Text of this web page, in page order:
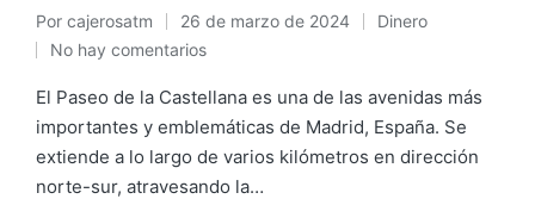
Publicado
por
Por cajerosatm 26 de marzo de 2024
Publicado
Dinero
No hay comentarios
El Paseo de la Castellana es una de las avenidas más
importantes y emblemáticas de Madrid, España. Se
extiende a lo largo de varios kilómetros en dirección
norte-sur, atravesando la…